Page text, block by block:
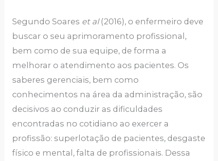
Segundo Soares et al(2016), o enfermeiro deve
buscar o seu aprimoramento profissional,
bem como de sua equipe, de forma a
melhorar o atendimento aos pacientes. Os
saberes gerenciais, bem como
conhecimentos na área da administração, são
decisivos ao conduzir as dificuldades
encontradas no cotidiano ao exercer a
profissão: superlotação de pacientes, desgaste
físico e mental, falta de profissionais. Dessa